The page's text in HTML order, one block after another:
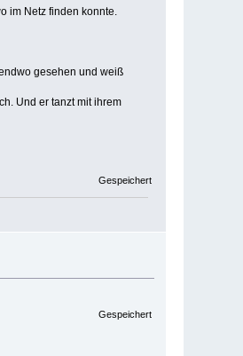
im Netz finden konnte.
gesehen und weiß
Und er tanzt mit ihrem
Gespeichert
Gespeichert